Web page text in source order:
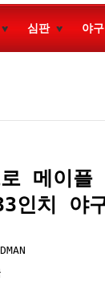
심판 야
메이
인치 야